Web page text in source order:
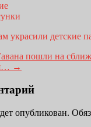
украсили детские
пошли на
→
опубликован.